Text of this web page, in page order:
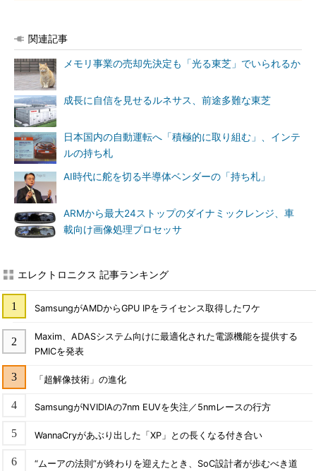
関連記事
メモリ事業の売却先決定も「光る東芝」でいられるか
成長に自信を見せるルネサス、前途多難な東芝
日本国内の自動運転へ「積極的に取り組む」、インテ
ルの持ち札
AI時代に舵を切る半導体ベンダーの「持ち札」
ARMから最大24ストップのダイナミックレンジ、車
載向け画像処理プロセッサ
エレクトロニクス 記事ランキング
SamsungがAMDからGPU IPをライセンス取得したワケ
Maxim、ADASシステム向けに最適化された電源機能を提供する
PMICを発表
「超解像技術」の進化
SamsungがNVIDIAの7nm EUVを失注／5nmレースの行方
WannaCryがあぶり出した「XP」との長くなる付き合い
“ムーアの法則”が終わりを迎えたとき、SoC設計者が歩むべき道